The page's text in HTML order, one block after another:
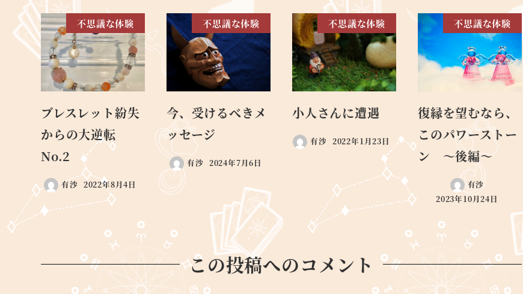
不思議な体験
ブレスレット紛失
からの大逆転
No.2
有沙 2022年8月4日
不思議な体験
今、受けるべきメ
ッセージ
有沙 2024年7月6日
不思議な体験
小人さんに遭遇
有沙 2022年1月23日
不思議な体験
復縁を望むなら、
このパワーストー
ン ～後編～
有沙
2023年10月24日
この投稿へのコメント